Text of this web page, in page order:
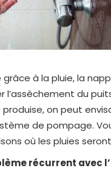
grâce à la pluie, la
l’assèchement du
produise, on peut
de pompage.
où les pluies
récurrent avec